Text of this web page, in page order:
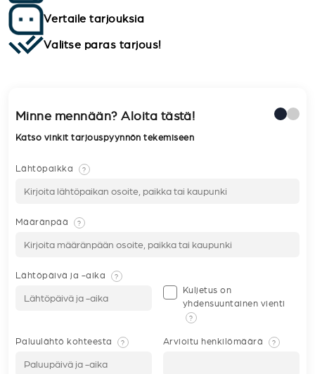
Vertaile tarjouksia
Valitse paras tarjous!
Minne mennään? Aloita tästä!
Katso vinkit tarjouspyynnön tekemiseen
Lähtöpaikka ?
Määränpää ?
Lähtöpäivä ja -aika ?
Kuljetus on
yhdensuuntainen vienti
?
Paluulähtö kohteesta ? Arvioitu henkilömäärä ?